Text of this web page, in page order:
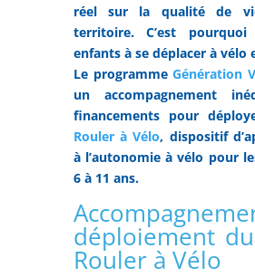
réel sur la qualité de
territoire. C’est
enfants à se déplacer à vélo
Le programmeGénération
un accompagnement
financements pour
Rouler à Vélo, dispositif
à l’autonomie à vélo pour
6 à 11 ans.
déploiement
Rouler à Vélo